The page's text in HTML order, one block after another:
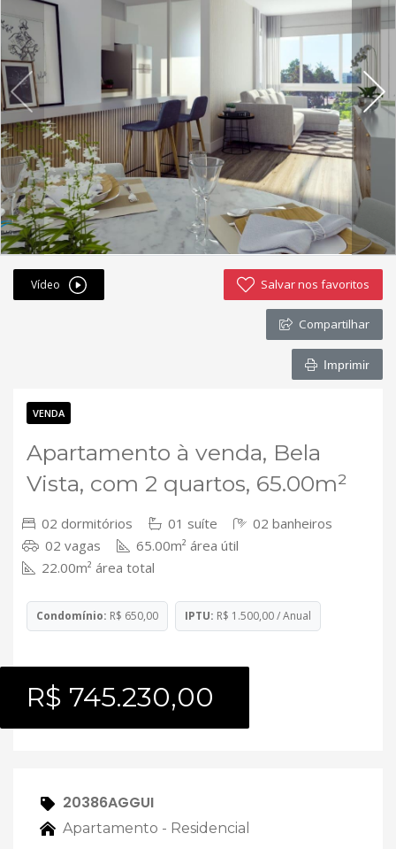
Fichas cadastrais
Financiamento
Hotsites
Política de privacidade
Postagens
Simulador de financiamento
whatsapp
ANUCIE SEU IMOVEL CONOSCO
Contato
Vídeo Salvar nos favoritos
Compartilhar
Imprimir
VENDA
Apartamento à venda, Bela
Vista, com 2 quartos, 65.00m²
02 dormitórios 01 suíte
02 banheiros
02 vagas
65.00m² área útil
22.00m² área total
Condomínio: R$ 650,00 IPTU: R$ 1.500,00 / Anual
R$ 745.230,00
20386AGGUI
Apartamento - Residencial